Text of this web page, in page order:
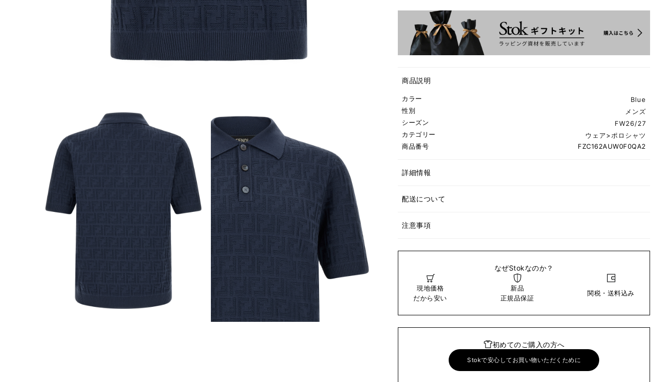
商品説明
カラー
Blue
性別
メンズ
シーズン
FW26/27
カテゴリー
ウェア>ポロシャツ
商品番号
FZC162AUW0F0QA2
詳細情報
配送について
注意事項
なぜStokなのか？
現地価格
だから安い
新品
正規品保証
関税・送料込み
初めてのご購入の方へ
Stokで安心してお買い物いただくために